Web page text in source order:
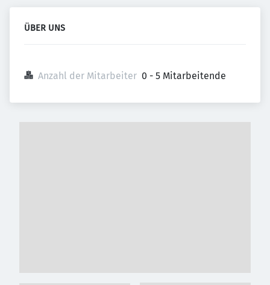
ÜBER UNS
Anzahl der Mitarbeiter 0 - 5 Mitarbeitende